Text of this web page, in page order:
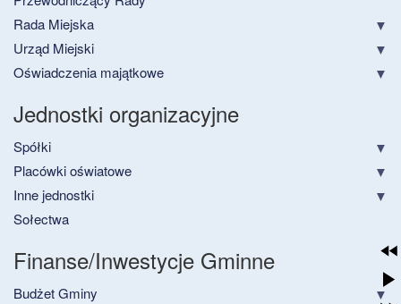
Rada Miejska
Urząd Miejski
Oświadczenia majątkowe
Jednostki organizacyjne
Spółki
Placówki oświatowe
Inne jednostki
Sołectwa
Finanse/Inwestycje Gminne
Budżet Gminy